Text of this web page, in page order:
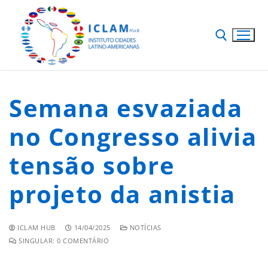
Semana esvaziada
no Congresso alivia
tensão sobre
projeto da anistia
ICLAM HUB 14/04/2025
NOTÍCIAS
SINGULAR: 0 COMENTÁRIO